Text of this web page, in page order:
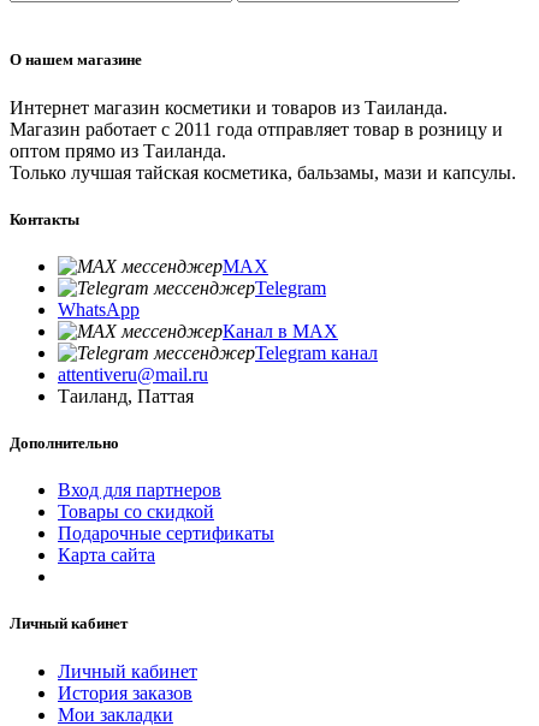
О нашем магазине
Интернет магазин косметики и товаров из Таиланда.
Магазин работает с 2011 года отправляет товар в розницу и
оптом прямо из Таиланда.
Только лучшая тайская косметика, бальзамы, мази и капсулы.
Контакты
MAX
Telegram
WhatsApp
Канал в MAX
Telegram канал
attentiveru@mail.ru
Таиланд, Паттая
Дополнительно
Вход для партнеров
Товары со скидкой
Подарочные сертификаты
Карта сайта
Личный кабинет
Личный кабинет
История заказов
Мои закладки